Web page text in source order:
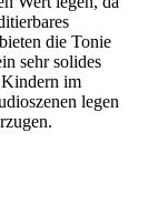
die Tonie
sehr solides
im
legen